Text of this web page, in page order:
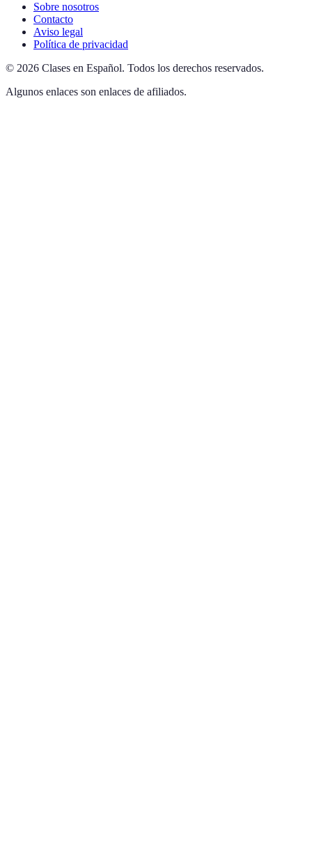
Sobre nosotros
Contacto
Aviso legal
Política de privacidad
© 2026 Clases en Español. Todos los derechos reservados.
Algunos enlaces son enlaces de afiliados.